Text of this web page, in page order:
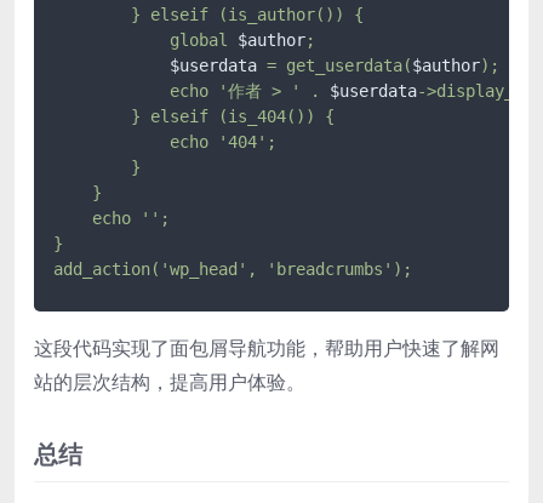
        } elseif (is_author()) {
            global
$author;
$userdata = get_userdata($author);
            echo '作者 > ' .
$userdata-
        } elseif (is_404()) {
            echo '404';
        }
    }
    echo '';
}
add_action('wp_head', 'breadcrumbs');
这段代码实现了面包屑导航功能，帮助用户快速了解网
站的层次结构，提高用户体验。
总结